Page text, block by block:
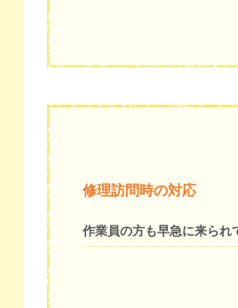
修理訪問時の対応
作業員の方も早急に来られ